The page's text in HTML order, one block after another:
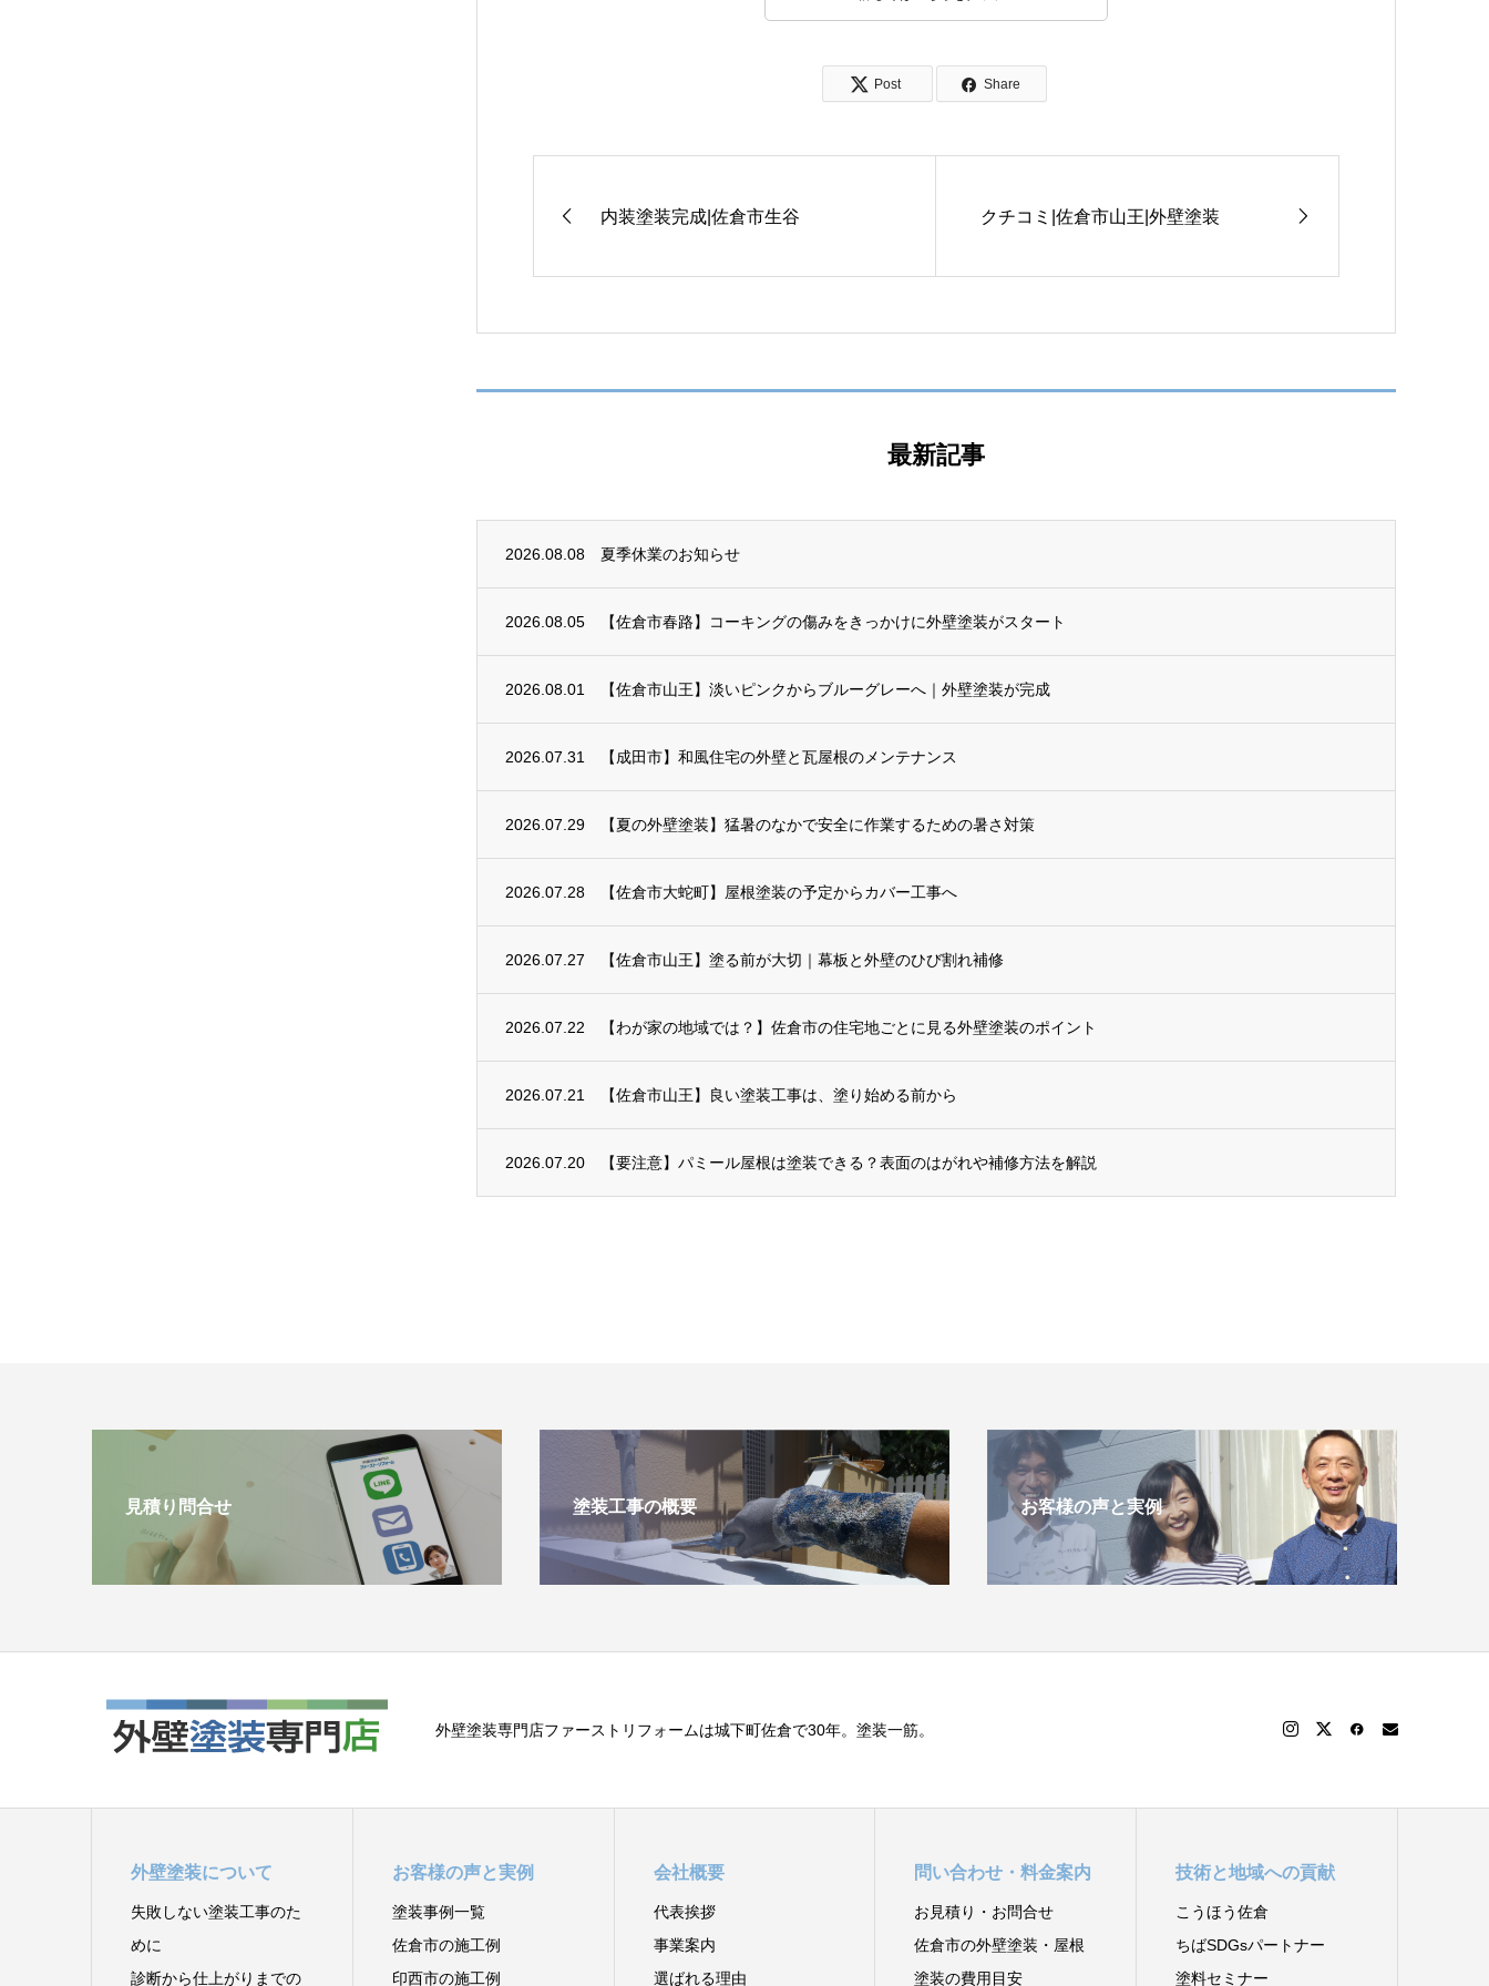
Post Share
内装塗装完成|佐倉市生谷 クチコミ|佐倉市山王|外壁塗装
最新記事
2026.08.08 夏季休業のお知らせ
2026.08.05 【佐倉市春路】コーキングの傷みをきっかけに外壁塗装がスタート
2026.08.01 【佐倉市山王】淡いピンクからブルーグレーへ｜外壁塗装が完成
2026.07.31 【成田市】和風住宅の外壁と瓦屋根のメンテナンス
2026.07.29 【夏の外壁塗装】猛暑のなかで安全に作業するための暑さ対策
2026.07.28 【佐倉市大蛇町】屋根塗装の予定からカバー工事へ
2026.07.27 【佐倉市山王】塗る前が大切｜幕板と外壁のひび割れ補修
2026.07.22 【わが家の地域では？】佐倉市の住宅地ごとに見る外壁塗装のポイント
2026.07.21 【佐倉市山王】良い塗装工事は、塗り始める前から
2026.07.20 【要注意】パミール屋根は塗装できる？表面のはがれや補修方法を解説
見積り問合せ 塗装工事の概要 お客様の声と実例
外壁塗装専門店ファーストリフォームは城下町佐倉で30年。塗装一筋。
外壁塗装について
失敗しない塗装工事のた
めに
診断から仕上がりまでの
お客様の声と実例
塗装事例一覧
佐倉市の施工例
印西市の施工例
会社概要
代表挨拶
事業案内
選ばれる理由
問い合わせ・料金案内
お見積り・お問合せ
佐倉市の外壁塗装・屋根
塗装の費用目安
技術と地域への貢献
こうほう佐倉
ちばSDGsパートナー
塗料セミナー